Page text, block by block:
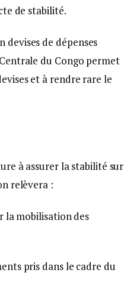
de stabilité.
devises de dépenses
du Congo permet
et à rendre rare le
à assurer la stabilité sur
relèvera :
la mobilisation des
pris dans le cadre du